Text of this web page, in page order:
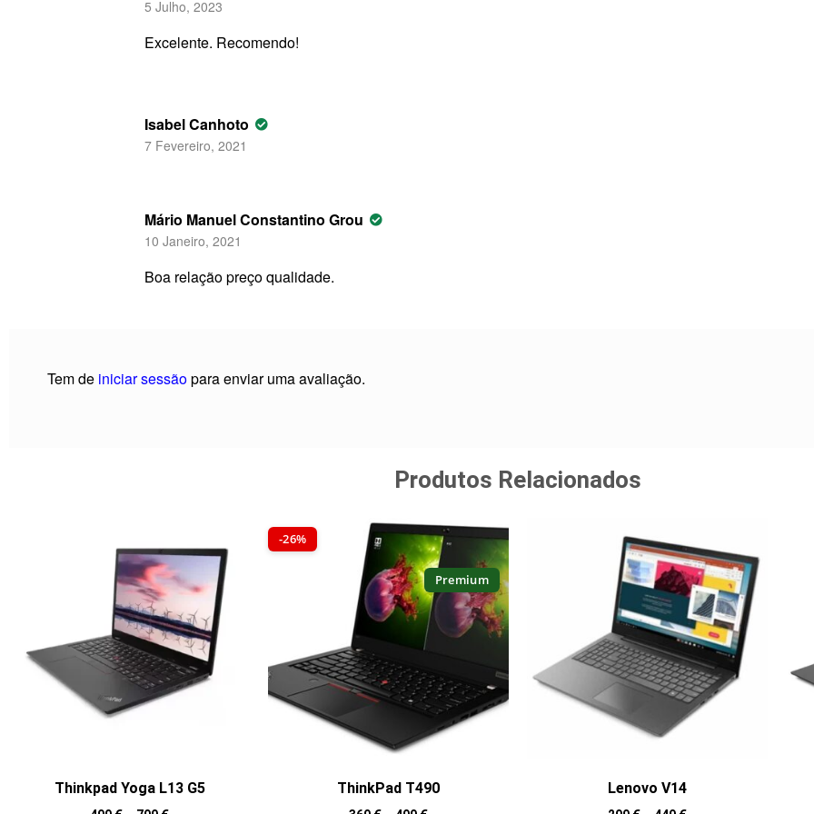
5 Julho, 2023
Excelente. Recomendo!
Isabel Canhoto
7 Fevereiro, 2021
Mário Manuel Constantino Grou
10 Janeiro, 2021
Boa relação preço qualidade.
Tem de iniciar sessãopara enviar uma avaliação.
Produtos Relacionados
Thinkpad Yoga L13 G5
-26%
Premium
ThinkPad T490 Lenovo V14